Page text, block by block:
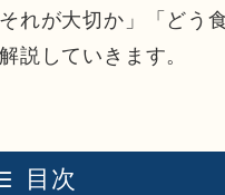
れが大切か」「どう
説していきます。
目次